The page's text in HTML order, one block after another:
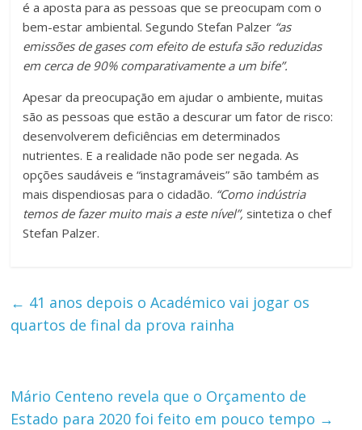
é a aposta para as pessoas que se preocupam com o
bem-estar ambiental. Segundo Stefan Palzer “as
emissões de gases com efeito de estufa são reduzidas
em cerca de 90% comparativamente a um bife”.
Apesar da preocupação em ajudar o ambiente, muitas
são as pessoas que estão a descurar um fator de risco:
desenvolverem deficiências em determinados
nutrientes. E a realidade não pode ser negada. As
opções saudáveis e “instagramáveis” são também as
mais dispendiosas para o cidadão. “Como indústria
temos de fazer muito mais a este nível”,sintetiza o chef
Stefan Palzer.
← 41 anos depois o Académico vai jogar os
quartos de final da prova rainha
Mário Centeno revela que o Orçamento de
Estado para 2020 foi feito em pouco tempo →